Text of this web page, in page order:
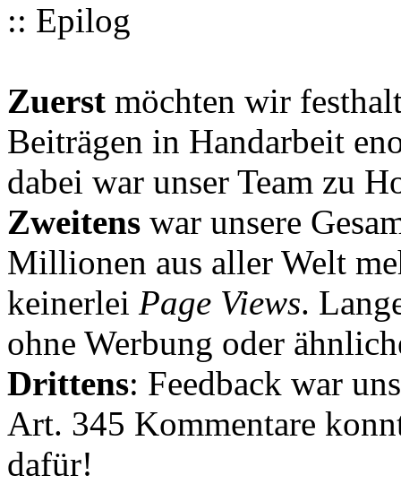
:: Epilog
Zuerst möchten wir
Beiträgen in Handarbeit
dabei war unser Team zu
Zweitens war unsere
Millionen aus aller Welt
keinerlei Page Views.
ohne Werbung oder
Drittens: Feedback war
Art. 345 Kommentare
dafür!